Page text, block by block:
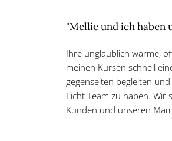
"Mellie und ich haben
Ihre unglaublich warme,
meinen Kursen schnell
gegenseiten begleiten
Licht Team zu haben. Wir
Kunden und unseren